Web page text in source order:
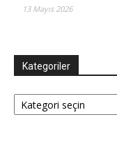
13 Mayıs 2026
Kategoriler
Kategoriler